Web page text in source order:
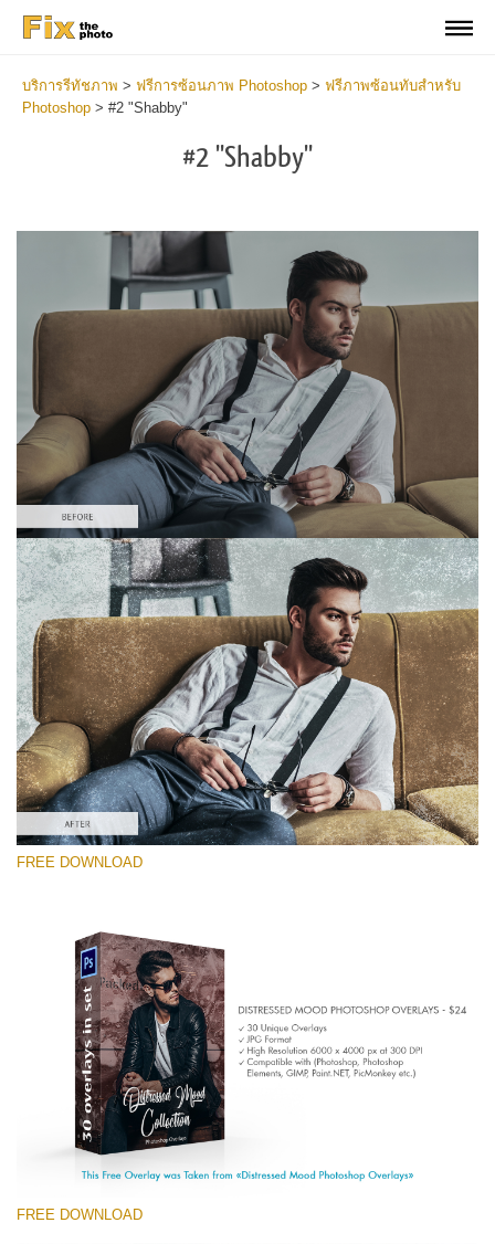
บริการรีทัชภาพ > ฟรีการซ้อนภาพ Photoshop > ฟรีภาพซ้อนทับสำหรับ
Photoshop > #2 "Shabby"
#2 "Shabby"
โปรดเลือก
Free Photoshop Overlay #2
Small 800*533px
Distressed Mood
(30 Overlays)
Large 6000*4000px
Entire Collection
(1783 Overlays)
Large 6000*4000px
ดาวน์โหลดฟรี
FREE DOWNLOAD
FREE DOWNLOAD